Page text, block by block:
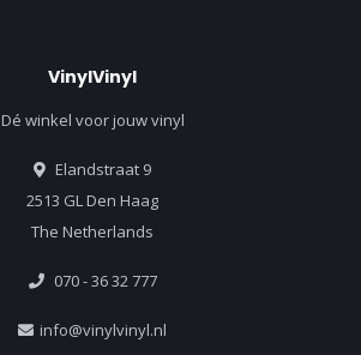
VinylVinyl
Dé winkel voor jouw vinyl
Elandstraat 9
2513 GL Den Haag
The Netherlands
070 - 36 32 777
info@vinylvinyl.nl